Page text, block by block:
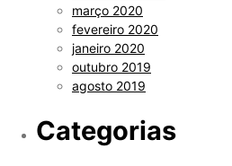
março 2020
fevereiro 2020
janeiro 2020
outubro 2019
agosto 2019
Categorias